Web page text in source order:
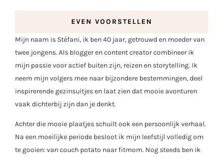
EVEN VOORSTELLEN
Mijn naam is Stéfani, ik ben 40 jaar, getrouwd en moeder van
twee jongens. Als blogger en content creator combineer ik
mijn passie voor actief buiten zijn, reizen en storytelling. Ik
neem mijn volgers mee naar bijzondere bestemmingen, deel
inspirerende gezinsuitjes en laat zien dat mooie avonturen
vaak dichterbij zijn dan je denkt.
Achter die mooie plaatjes schuilt ook een persoonlijk verhaal.
Na een moeilijke periode besloot ik mijn leefstijl volledig om
te gooien: van couch potato naar fitmom. Nog steeds ben ik